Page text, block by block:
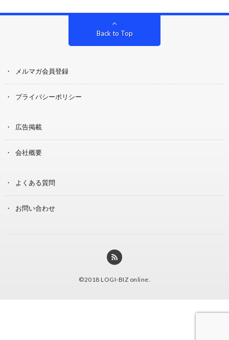
Back to Top
メルマガ会員登録
プライバシーポリシー
広告掲載
会社概要
よくある質問
お問い合わせ
©2018 LOGI-BIZ online